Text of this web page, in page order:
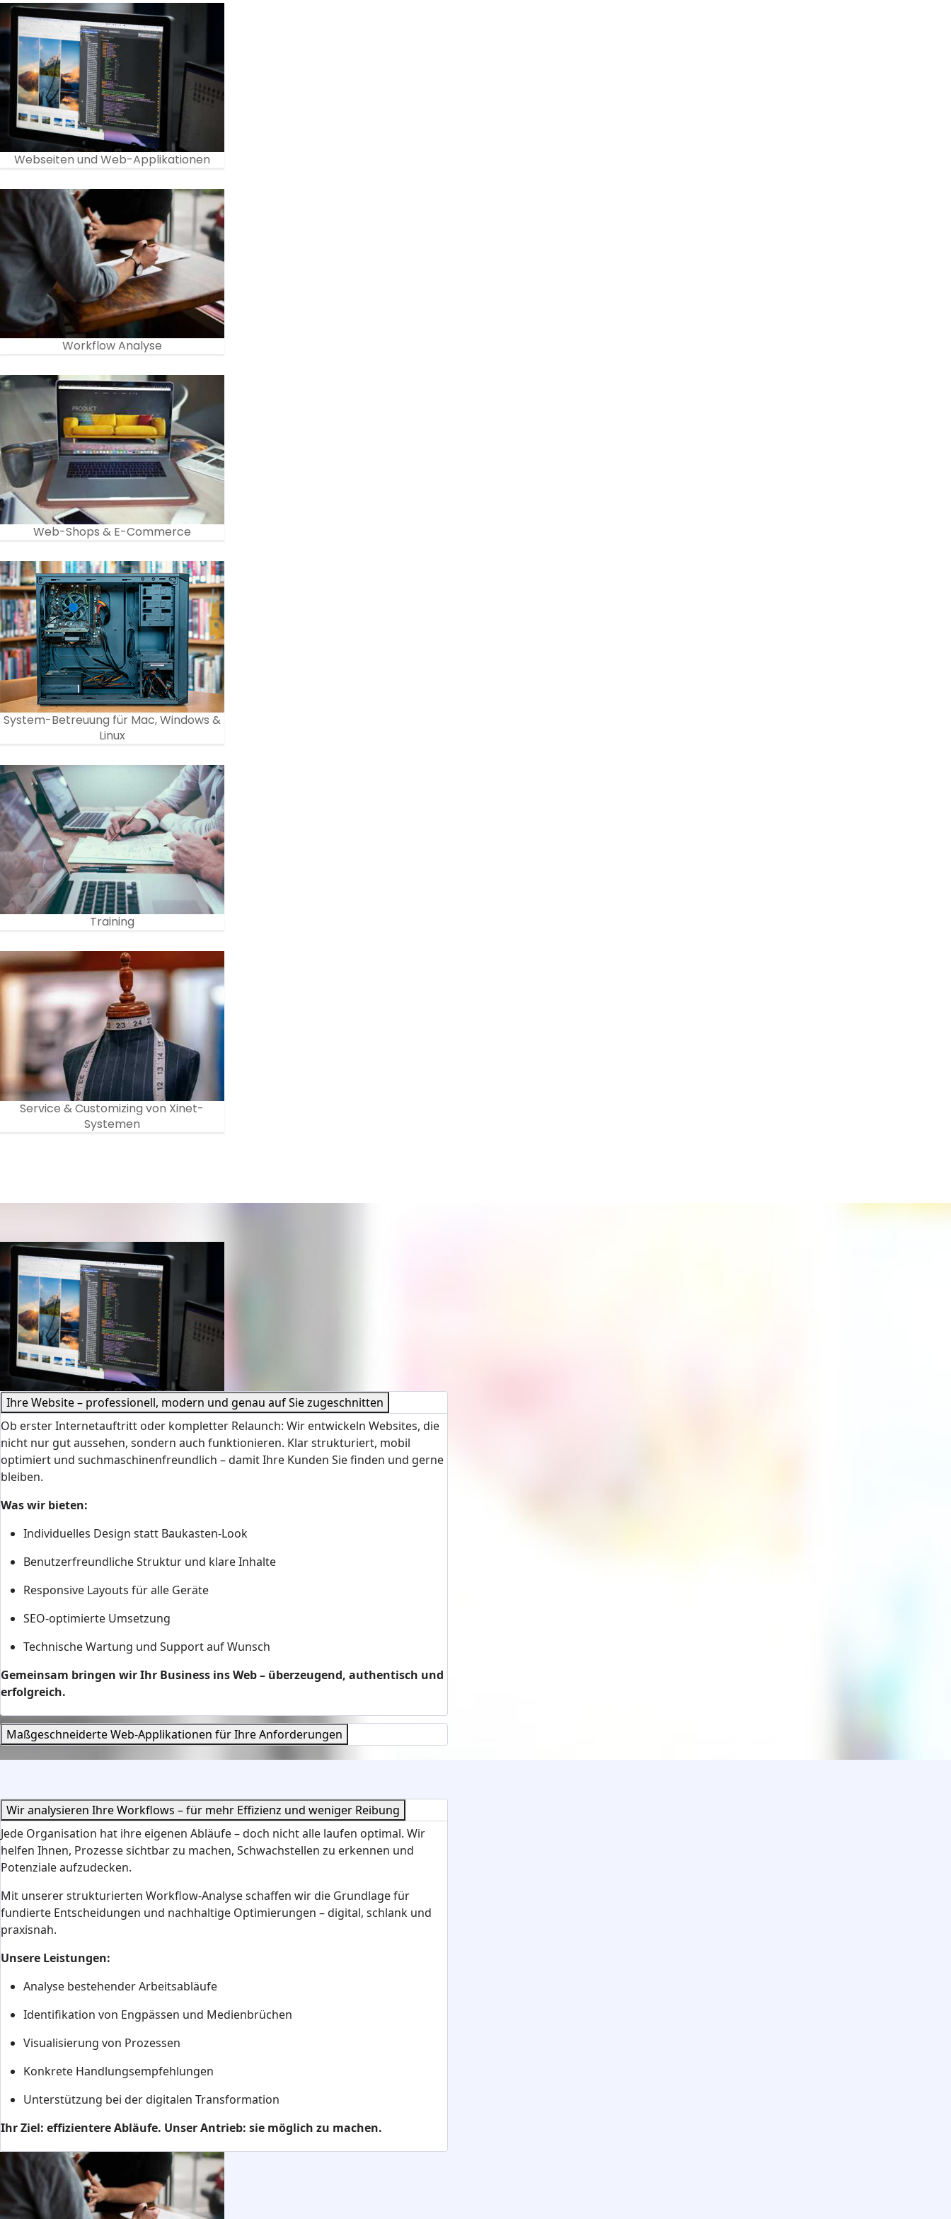
Webseiten und Web-Applikationen
Workflow Analyse
Web-Shops & E-Commerce
System-Betreuung für Mac, Windows &
Linux
Training
Service & Customizing von Xinet-
Systemen
Ihre Website – professionell, modern und genau auf Sie zugeschnitten
Ob erster Internetauftritt oder kompletter Relaunch: Wir entwickeln Websites, die
nicht nur gut aussehen, sondern auch funktionieren. Klar strukturiert, mobil
optimiert und suchmaschinenfreundlich – damit Ihre Kunden Sie finden und gerne
bleiben.
Was wir bieten:
Individuelles Design statt Baukasten-Look
Benutzerfreundliche Struktur und klare Inhalte
Responsive Layouts für alle Geräte
SEO-optimierte Umsetzung
Technische Wartung und Support auf Wunsch
Gemeinsam bringen wir Ihr Business ins Web – überzeugend, authentisch und
erfolgreich.
Maßgeschneiderte Web-Applikationen für Ihre Anforderungen
Wir analysieren Ihre Workflows – für mehr Effizienz und weniger Reibung
Jede Organisation hat ihre eigenen Abläufe – doch nicht alle laufen optimal. Wir
helfen Ihnen, Prozesse sichtbar zu machen, Schwachstellen zu erkennen und
Potenziale aufzudecken.
Mit unserer strukturierten Workflow-Analyse schaffen wir die Grundlage für
fundierte Entscheidungen und nachhaltige Optimierungen – digital, schlank und
praxisnah.
Unsere Leistungen:
Analyse bestehender Arbeitsabläufe
Identifikation von Engpässen und Medienbrüchen
Visualisierung von Prozessen
Konkrete Handlungsempfehlungen
Unterstützung bei der digitalen Transformation
Ihr Ziel: effizientere Abläufe. Unser Antrieb: sie möglich zu machen.